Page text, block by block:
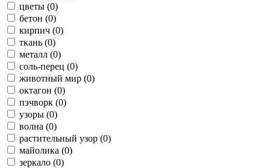
цветы (0)
бетон (0)
кирпич (0)
ткань (0)
металл (0)
соль-перец (0)
животный мир (0)
октагон (0)
пэчворк (0)
узоры (0)
волна (0)
растительный узор (0)
майолика (0)
зеркало (0)